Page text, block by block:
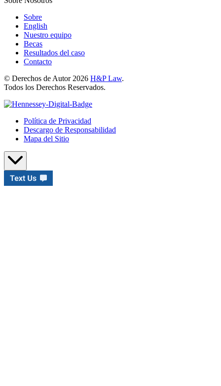
Sobre
English
Nuestro equipo
Becas
Resultados del caso
Contacto
© Derechos de Autor 2026 H&P Law.
Todos los Derechos Reservados.
Política de Privacidad
Descargo de Responsabilidad
Mapa del Sitio